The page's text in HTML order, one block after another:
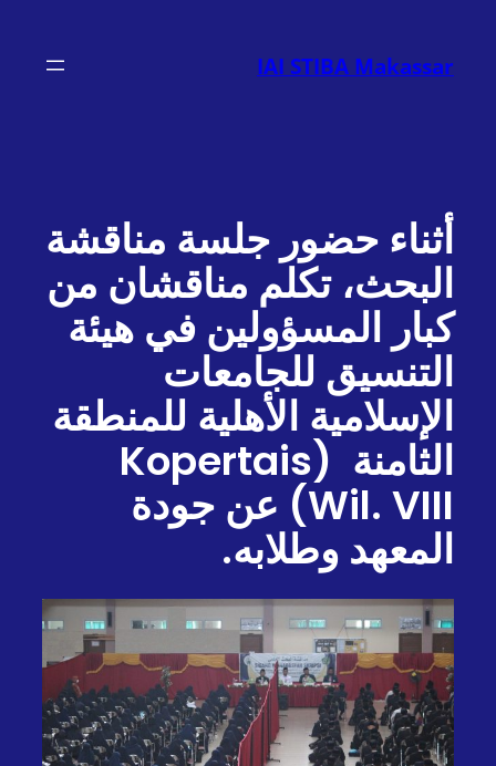
المحتوى
IAI STIBA Makassar
أثناء حضور جلسة مناقشة
البحث، تكلم مناقشان من
كبار المسؤولين في هيئة
التنسيق للجامعات
الإسلامية الأهلية للمنطقة
الثامنة (Kopertais
Wil. VIII) عن جودة
المعهد وطلابه.